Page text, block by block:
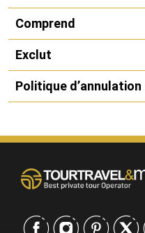
Comprend
Exclut
Politique d’annulation